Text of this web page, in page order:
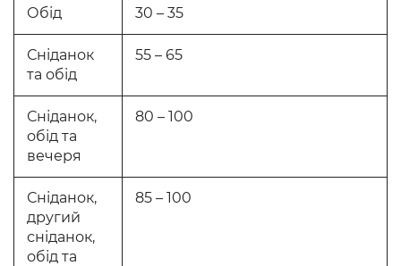
Обід 30 – 35
Сніданок
та обід
55 – 65
Сніданок,
обід та
вечеря
80 – 100
Сніданок,
другий
сніданок,
обід та
85 – 100